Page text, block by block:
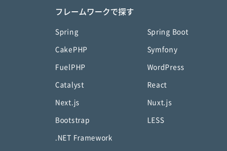
フレームワークで探す
Spring Spring Boot
CakePHP Symfony
FuelPHP WordPress
Catalyst React
Next.js Nuxt.js
Bootstrap LESS
.NET Framework